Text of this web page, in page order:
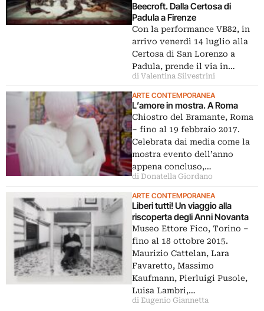
Beecroft. Dalla Certosa di
Padula a Firenze
Con la performance VB82, in
arrivo venerdì 14 luglio alla
Certosa di San Lorenzo a
Padula, prende il via in…
di Valentina Silvestrini
ARTE CONTEMPORANEA
L’amore in mostra. A Roma
Chiostro del Bramante, Roma
– fino al 19 febbraio 2017.
Celebrata dai media come la
mostra evento dell’anno
appena concluso,…
di Donatella Giordano
ARTE CONTEMPORANEA
Liberi tutti! Un viaggio alla
riscoperta degli Anni Novanta
Museo Ettore Fico, Torino –
fino al 18 ottobre 2015.
Maurizio Cattelan, Lara
Favaretto, Massimo
Kaufmann, Pierluigi Pusole,
Luisa Lambri,…
di Eugenio Giannetta